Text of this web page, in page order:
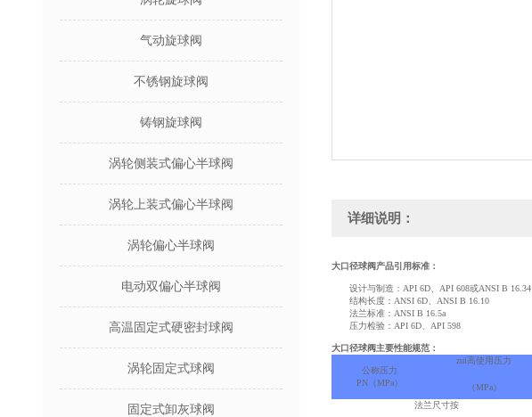
气动旋球阀
不锈钢旋球阀
铸钢旋球阀
涡轮侧装式偏心半球阀
涡轮上装式偏心半球阀
涡轮偏心半球阀
电动双偏心半球阀
高温固定式硬密封球阀
涡轮固定式球阀
固定式卸灰球阀
详细说明：
大口径球阀产品引用标准：
设计与制造：API 6D、API 608或ANSI B 16.34
结构长度：ANSI 6D、ANSI B 16.10
法兰标准：ANSI B 16.5a
压力检验：API 6D、API 598
大口径球阀主要性能规范 ：
公称压力
PN（MPa）
zui高使用压力
（MPa）
法兰尺寸按